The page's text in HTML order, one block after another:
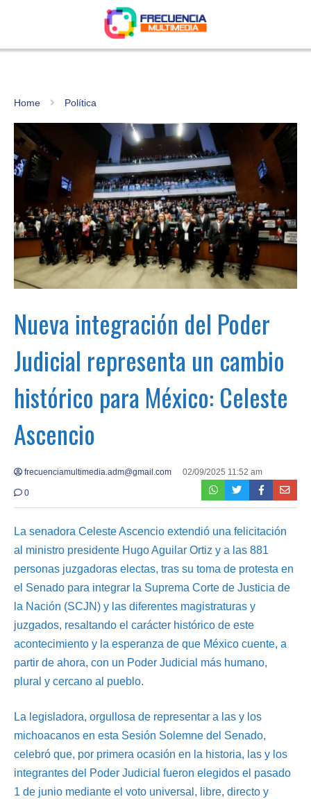
Home Política
Nueva integración del Poder
Judicial representa un cambio
histórico para México: Celeste
Ascencio
frecuenciamultimedia.adm@gmail.com 02/09/2025 11:52 am
0
La senadora Celeste Ascencio extendió una felicitación
al ministro presidente Hugo Aguilar Ortiz y a las 881
personas juzgadoras electas, tras su toma de protesta en
el Senado para integrar la Suprema Corte de Justicia de
la Nación (SCJN) y las diferentes magistraturas y
juzgados, resaltando el carácter histórico de este
acontecimiento y la esperanza de que México cuente, a
partir de ahora, con un Poder Judicial más humano,
plural y cercano al pueblo.
La legisladora, orgullosa de representar a las y los
michoacanos en esta Sesión Solemne del Senado,
celebró que, por primera ocasión en la historia, las y los
integrantes del Poder Judicial fueron elegidos el pasado
1 de junio mediante el voto universal, libre, directo y